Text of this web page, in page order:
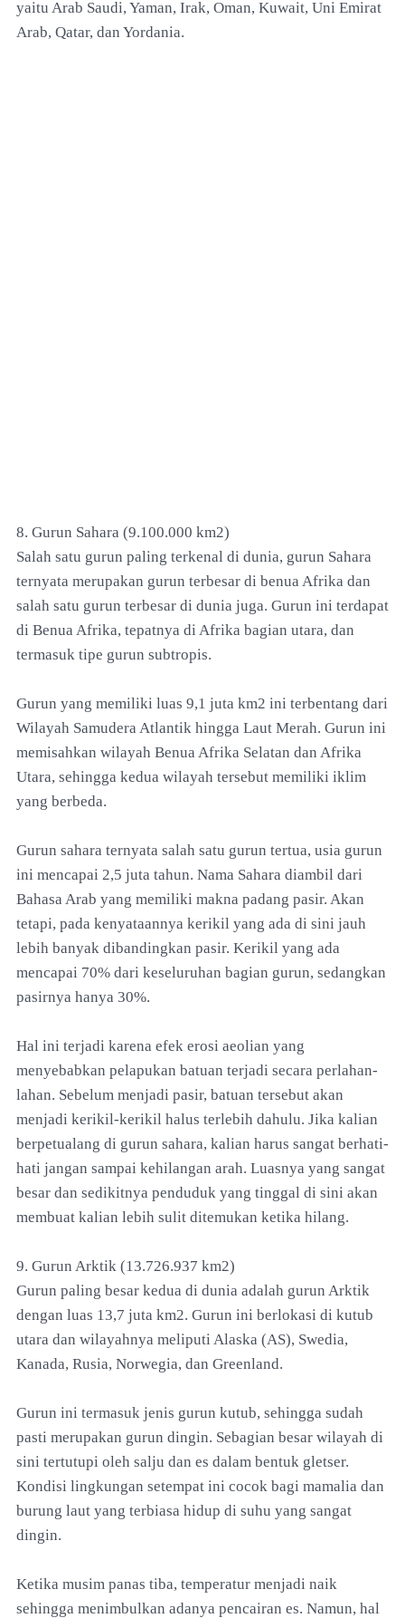
yaitu Arab Saudi, Yaman, Irak, Oman, Kuwait, Uni Emirat
Arab, Qatar, dan Yordania.
8. Gurun Sahara (9.100.000 km2)
Salah satu gurun paling terkenal di dunia, gurun Sahara
ternyata merupakan gurun terbesar di benua Afrika dan
salah satu gurun terbesar di dunia juga. Gurun ini terdapat
di Benua Afrika, tepatnya di Afrika bagian utara, dan
termasuk tipe gurun subtropis.
Gurun yang memiliki luas 9,1 juta km2 ini terbentang dari
Wilayah Samudera Atlantik hingga Laut Merah. Gurun ini
memisahkan wilayah Benua Afrika Selatan dan Afrika
Utara, sehingga kedua wilayah tersebut memiliki iklim
yang berbeda.
Gurun sahara ternyata salah satu gurun tertua, usia gurun
ini mencapai 2,5 juta tahun. Nama Sahara diambil dari
Bahasa Arab yang memiliki makna padang pasir. Akan
tetapi, pada kenyataannya kerikil yang ada di sini jauh
lebih banyak dibandingkan pasir. Kerikil yang ada
mencapai 70% dari keseluruhan bagian gurun, sedangkan
pasirnya hanya 30%.
Hal ini terjadi karena efek erosi aeolian yang
menyebabkan pelapukan batuan terjadi secara perlahan-
lahan. Sebelum menjadi pasir, batuan tersebut akan
menjadi kerikil-kerikil halus terlebih dahulu. Jika kalian
berpetualang di gurun sahara, kalian harus sangat berhati-
hati jangan sampai kehilangan arah. Luasnya yang sangat
besar dan sedikitnya penduduk yang tinggal di sini akan
membuat kalian lebih sulit ditemukan ketika hilang.
9. Gurun Arktik (13.726.937 km2)
Gurun paling besar kedua di dunia adalah gurun Arktik
dengan luas 13,7 juta km2. Gurun ini berlokasi di kutub
utara dan wilayahnya meliputi Alaska (AS), Swedia,
Kanada, Rusia, Norwegia, dan Greenland.
Gurun ini termasuk jenis gurun kutub, sehingga sudah
pasti merupakan gurun dingin. Sebagian besar wilayah di
sini tertutupi oleh salju dan es dalam bentuk gletser.
Kondisi lingkungan setempat ini cocok bagi mamalia dan
burung laut yang terbiasa hidup di suhu yang sangat
dingin.
Ketika musim panas tiba, temperatur menjadi naik
sehingga menimbulkan adanya pencairan es. Namun, hal